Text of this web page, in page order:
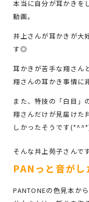
本当に自分が耳かきを
動画。
井上さんが耳かきが大
す◎
耳かきが苦手な翔さん
翔さんの耳かき事情に
また、特技の「白目」
翔さんだけが見届けた
しかったそうです
そんな井上苑子さんで
PANっと音がし
PANTONEの色見本か